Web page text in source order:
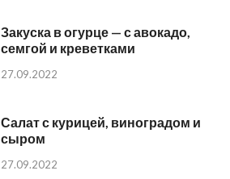
Закуска в огурце — с авокадо,
семгой и креветками
27.09.2022
Салат с курицей, виноградом и
сыром
27.09.2022